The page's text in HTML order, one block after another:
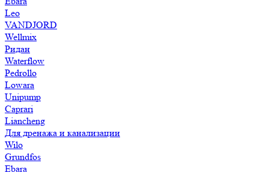
Leo
VANDJORD
Wellmix
Ридан
Waterflow
Pedrollo
Lowara
Unipump
Caprari
Liancheng
Для дренажа и канализации
Wilo
Grundfos
Ebara